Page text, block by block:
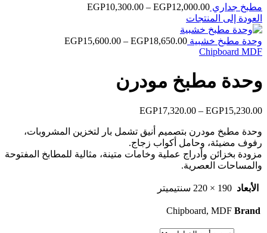
مطبخ جداري EGP10,300.00 – EGP12,000.00
نطاق
العودة إلى المنتجات
وحدة مطبخ خشبية EGP15,600.00 – EGP18,650.00
نطاق
Chipboard MDF
وحدة مطبخ مودرن
EGP15,230.00
–
EGP17,320.00
نطاق
من
خلال
وحدة مطبخ مودرن بتصميم أنيق تشمل بار لتخزين المشروبات،
رفوف مضيئة، وحامل أكواب زجاج.
مزودة بخزائن وأدراج عملية وخامات متينة، مثالية للمطابخ المفتوحة
والمساحات العصرية.
الأبعاد 190 × 220 سنتيميتر
Brand
Chipboard, MDF